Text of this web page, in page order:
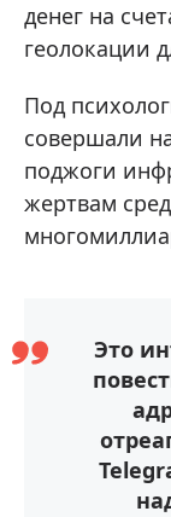
денег на
геолокации
Под
совершали
поджоги
жертвам
Это